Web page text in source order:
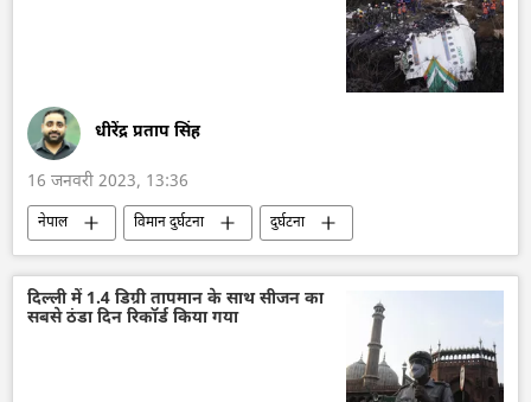
धीरेंद्र प्रताप सिंह
16 जनवरी 2023, 13:36
नेपाल विमान दुर्घटना
दुर्घटना
विश्व
दिल्ली में 1.4 डिग्री तापमान के साथ सीजन का
सबसे ठंडा दिन रिकॉर्ड किया गया